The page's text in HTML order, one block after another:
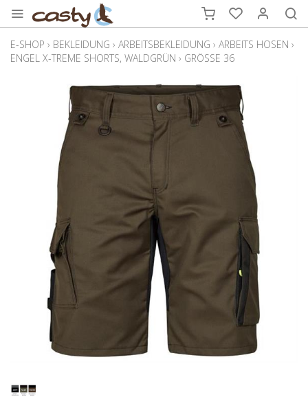
E-SHOP › BEKLEIDUNG › ARBEITSBEKLEIDUNG › ARBEITS HOSEN ›
ENGEL X-TREME SHORTS, WALDGRÜN › GRÖSSE 36